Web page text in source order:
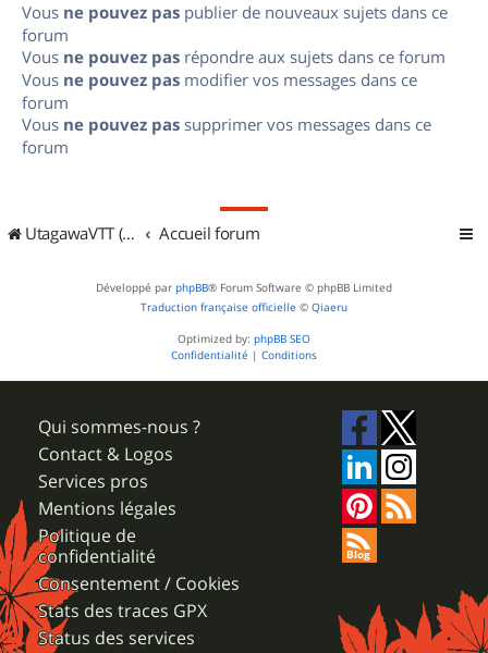
Vous ne pouvez pas publier de nouveaux sujets dans ce
forum
Vous ne pouvez pas répondre aux sujets dans ce forum
Vous ne pouvez pas modifier vos messages dans ce
forum
Vous ne pouvez pas supprimer vos messages dans ce
forum
UtagawaVTT (Randos VTT et VTTAE avec traces GPS) Accueil forum
Développé par phpBB® Forum Software © phpBB Limited
Traduction française officielle © Qiaeru
Optimized by: phpBB SEO
Confidentialité | Conditions
Qui sommes-nous ?
Contact & Logos
Services pros
Mentions légales
Politique de
confidentialité
Consentement / Cookies
Stats des traces GPX
Status des services